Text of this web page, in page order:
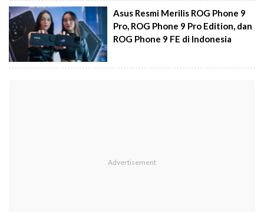
Asus Resmi Merilis ROG Phone 9
Pro, ROG Phone 9 Pro Edition, dan
ROG Phone 9 FE di Indonesia